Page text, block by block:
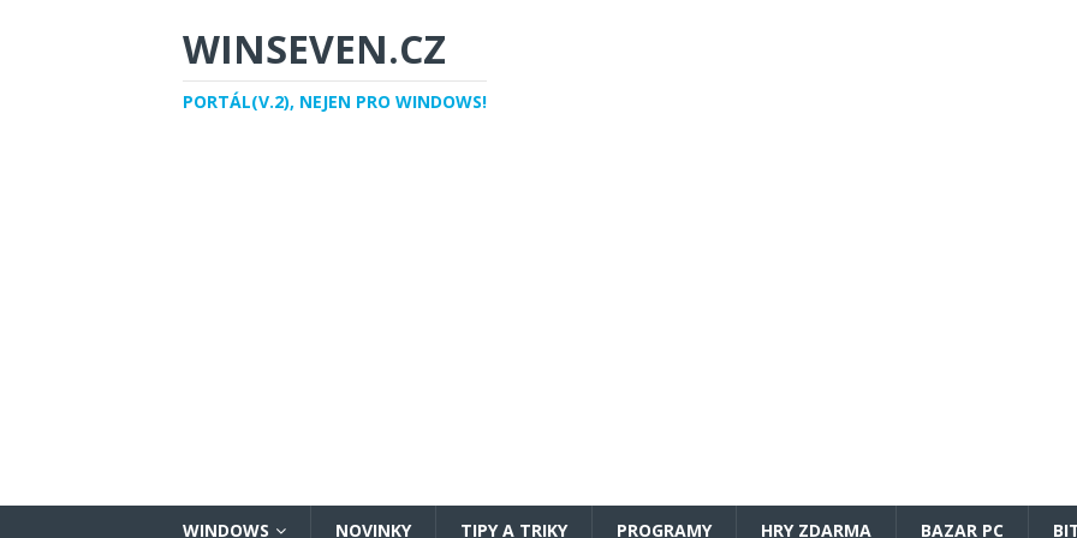
WINSEVEN.CZ
PORTÁL(V.2), NEJEN PRO WINDOWS!
WINDOWS NOVINKY TIPY A TRIKY PROGRAMY HRY ZDARMA BAZAR PC